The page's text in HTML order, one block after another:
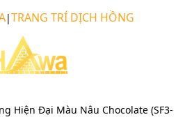
|TRANG TRÍ DỊCH HỒNG
Hiện Đại Màu Nâu Chocolate (SF3-